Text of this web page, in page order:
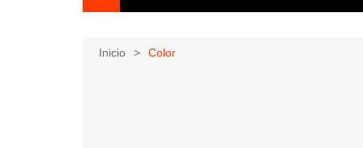
Inicio Color